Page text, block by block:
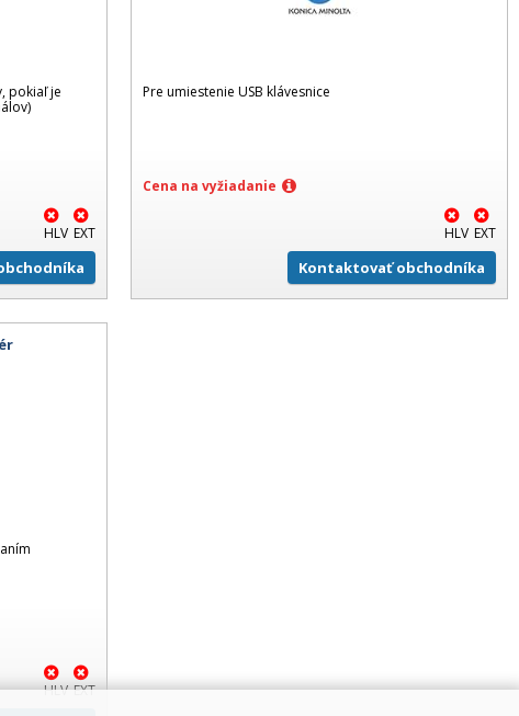
pokiaľ je
HLV EXT
Pre umiestenie USB klávesnice
Cena na vyžiadanie
HLV EXT
Kontaktovať obchodníka
HLV EXT